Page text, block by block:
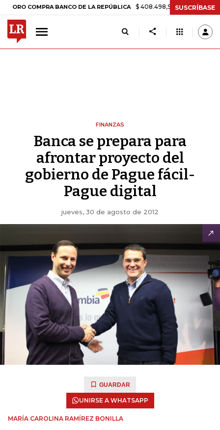
COMPRA BANCO DE LA REPÚBLICA $ 408.498,97 +$ 8.753,81 +2,19%
SUSCRÍBASE
FINANZAS
Banca se prepara para
afrontar proyecto del
gobierno de Pague fácil-
Pague digital
jueves, 30 de agosto de 2012
GUARDAR
UNIRSE A WHATSAPP
MARÍA CAROLINA RAMÍREZ BONILLA